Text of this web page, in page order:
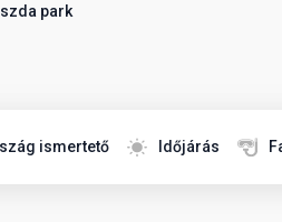
park
ismertető Időjárás